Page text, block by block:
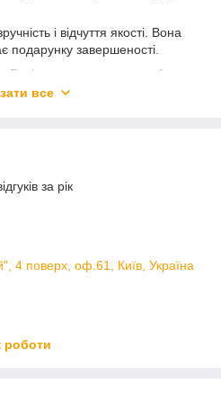
і відчуття якості. Вона
подарунку завершеності.
Pack ми створюємо коробки на
форматів подарунків і
подарунків
упаковка
щільності матеріалу, як
при відкритті. Саме це
все
за рік
4 поверх, оф.61, Київ, Україна
роботи